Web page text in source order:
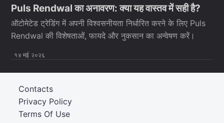
Puls Rendwal का अनावरण: क्या यह वास्तव में सही है?
ऑटोमेटेड ट्रेडिंग में अपनी विश्वसनीयता निर्धारित करने के लिए Puls
Rendwal की विशेषताओं, फायदे और नुकसान का अन्वेषण करें।
१४ मई २०२६
Terms Of Use
Privacy Policy
Contacts